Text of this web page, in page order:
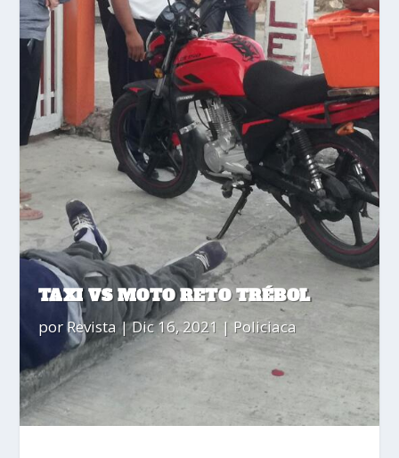
TAXI VS MOTO RETO TRÉBOL
porRevista |Dic 16, 2021 | Policiaca